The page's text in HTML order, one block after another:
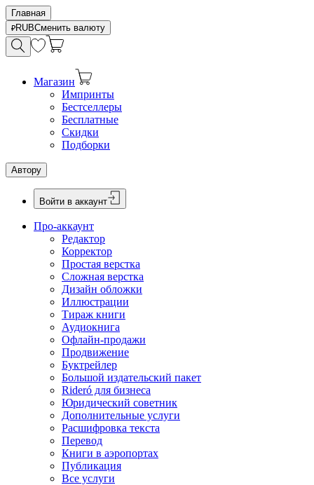
Главная
RUBСменить валюту
Магазин
Импринты
Бестселлеры
Бесплатные
Скидки
Подборки
Автору
Войти в аккаунт
Про-аккаунт
Редактор
Корректор
Простая верстка
Сложная верстка
Дизайн обложки
Иллюстрации
Тираж книги
Аудиокнига
Офлайн-продажи
Продвижение
Буктрейлер
Большой издательский пакет
Rideró для бизнеса
Юридический советник
Дополнительные услуги
Расшифровка текста
Перевод
Книги в аэропортах
Публикация
Все услуги